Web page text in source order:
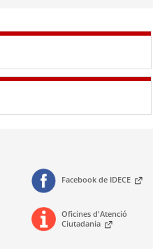
Facebook de IDECE
Oficines d'Atenció
Ciutadania